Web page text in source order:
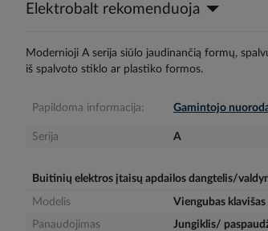
gallery
Elektrobalt rekomenduoja
Modernioji A serija siūlo jaudinančią formų,
iš spalvoto stiklo ar plastiko formos.
Papildoma informacija: Gamintojo
Serija A
Buitinių elektros įtaisų apdailos dangtelis/
Modelis
Viengubas klavišas
Panaudojimas
Jungiklis/